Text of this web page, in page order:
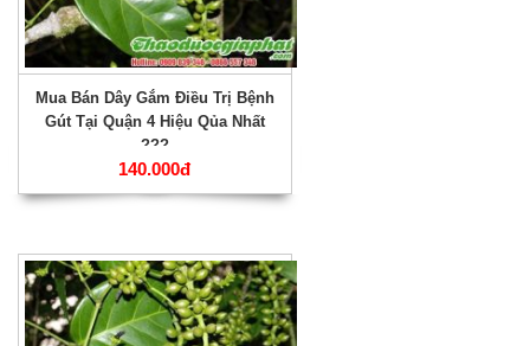
Mua Bán Dây Gắm Điều Trị Bệnh
Gút Tại Quận 4 Hiệu Qủa Nhất
???
140.000đ